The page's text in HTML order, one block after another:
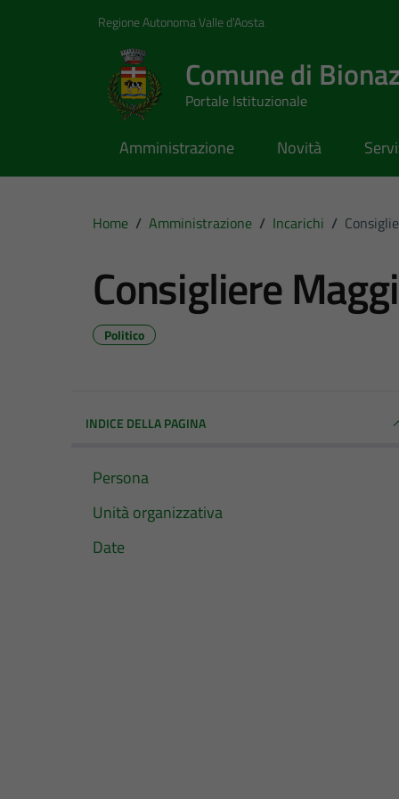
Regione Autonoma Valle d'Aosta
Comune di Bionaz
Portale Istituzionale
Amministrazione Novità
Home / Amministrazione / Incarichi /
Consigliere
Politico
INDICE DELLA PAGINA
Persona
Unità organizzativa
Date